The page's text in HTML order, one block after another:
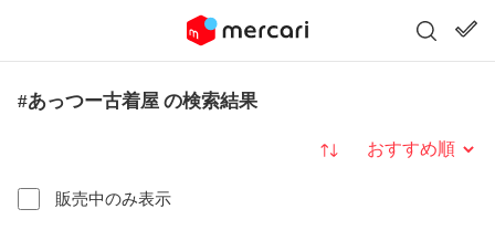
#あっつー古着屋 の検索結果
販売中のみ表示
並び替え